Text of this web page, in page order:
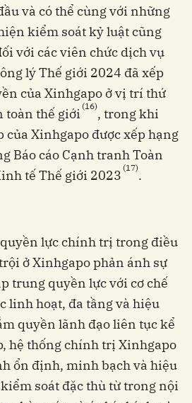
và có thể cùng với những
kiểm soát kỷ luật cũng
với các viên chức dịch vụ
lý Thế giới 2024 đã xếp
của Xinhgapo ở vị trí thứ
toàn thế giới (16), trong khi
của Xinhgapo được xếp hạng
Báo cáo Cạnh tranh Toàn
tế Thế giới 2023 (17).
lực chính trị trong điều
ở Xinhgapo phản ánh sự
trung quyền lực với cơ chế
linh hoạt, đa tầng và hiệu
quyền lãnh đạo liên tục kể
hệ thống chính trị Xinhgapo
ổn định, minh bạch và hiệu
soát đặc thù từ trong nội